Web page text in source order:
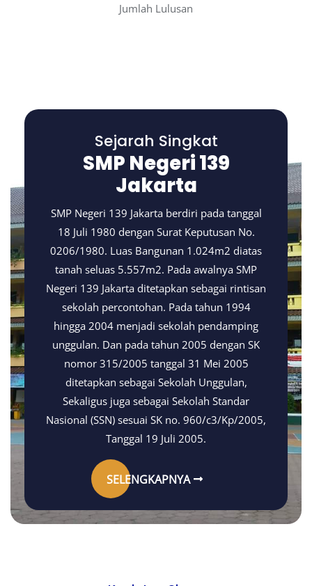
Jumlah Lulusan
Sejarah Singkat
SMP Negeri 139
Jakarta
SMP Negeri 139 Jakarta berdiri pada tanggal
18 Juli 1980 dengan Surat Keputusan No.
0206/1980. Luas Bangunan 1.024m2 diatas
tanah seluas 5.557m2. Pada awalnya SMP
Negeri 139 Jakarta ditetapkan sebagai rintisan
sekolah percontohan. Pada tahun 1994
hingga 2004 menjadi sekolah pendamping
unggulan. Dan pada tahun 2005 dengan SK
nomor 315/2005 tanggal 31 Mei 2005
ditetapkan sebagai Sekolah Unggulan,
Sekaligus juga sebagai Sekolah Standar
Nasional (SSN) sesuai SK no. 960/c3/Kp/2005,
Tanggal 19 Juli 2005.
SELENGKAPNYA